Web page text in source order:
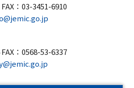
：03-3451-6910
：0568-53-6337